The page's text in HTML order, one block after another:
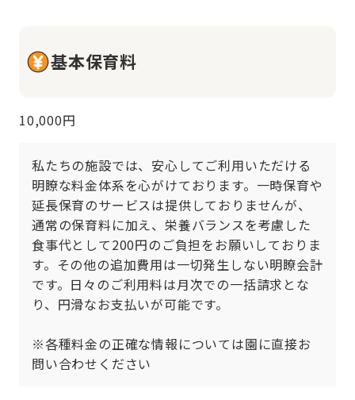
基本保育料
10,000円
私たちの施設では、安心してご利用いただける
明瞭な料金体系を心がけております。一時保育や
延長保育のサービスは提供しておりませんが、
通常の保育料に加え、栄養バランスを考慮した
食事代として200円のご負担をお願いしておりま
す。その他の追加費用は一切発生しない明瞭会計
です。日々のご利用料は月次での一括請求とな
り、円滑なお支払いが可能です。
※各種料金の正確な情報については園に直接お
問い合わせください